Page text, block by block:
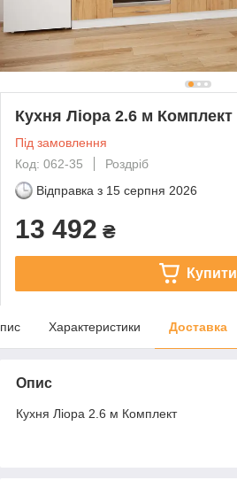
Кухня Ліора 2.6 м Комплект
Під замовлення
Код: 062-35
Роздріб
Відправка з 15 серпня 2026
13 492 ₴
Купити
Характеристики Доставка
Опис
Кухня Ліора 2.6 м Комплект